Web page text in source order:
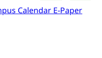
Calendar E-Paper